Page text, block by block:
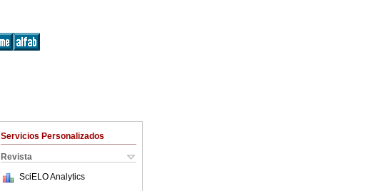
Servicios Personalizados
Revista
SciELO Analytics